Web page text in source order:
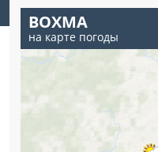
ВОХМА
на карте погоды